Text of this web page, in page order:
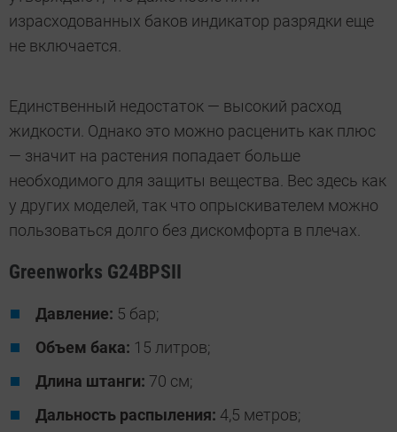
израсходованных баков индикатор разрядки еще
не включается.
Единственный недостаток — высокий расход
жидкости. Однако это можно расценить как плюс
— значит на растения попадает больше
необходимого для защиты вещества. Вес здесь как
у других моделей, так что опрыскивателем можно
пользоваться долго без дискомфорта в плечах.
Greenworks G24BPSII
Давление: 5 бар;
Объем бака: 15 литров;
Длина штанги: 70 см;
Дальность распыления: 4,5 метров;